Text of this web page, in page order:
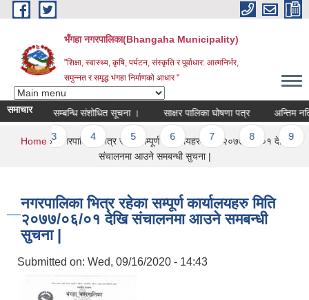
Skip to main content
भँगहा नगरपालिका(Bhangaha Municipality)
"शिक्षा, स्वास्थ्य, कृषि, पर्यटन, संस्कृति र पूर्वाधार: आत्मनिर्भर,
समुन्नत र समृद्ध भंगहा निर्माणको आधार "
समाचार
वितरण सम्बन्धि संशोधित सूचना । साक्षर पालिका घोषणा पत्र अन्तिम
4 5 6 7 8 9
You are here
Home» नगरपालिका भित्र रहेका सम्पूर्ण कार्यालयहरु मिति २०७७/०६/०१ देखि
संचालनमा आउने समबन्धी सुचना |
नगरपालिका भित्र रहेका सम्पूर्ण कार्यालयहरु मिति
२०७७/०६/०१ देखि संचालनमा आउने समबन्धी
सुचना |
Submitted on: Wed, 09/16/2020 - 14:43